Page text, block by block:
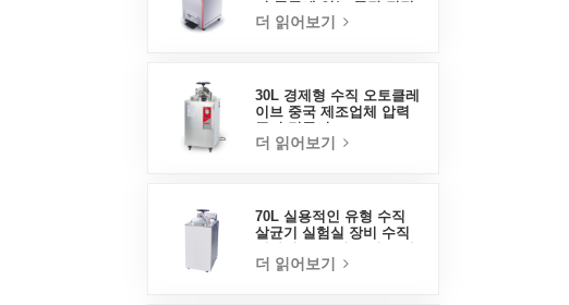
판매 공장
더 읽어보기
30L 경제형 수직 오토클레
이브 중국 제조업체 압력
더 읽어보기
70L 실용적인 유형 수직
살균기 실험실 장비 수직
살균기
더 읽어보기